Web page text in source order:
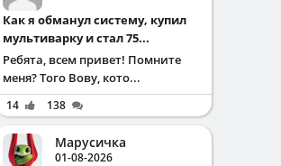
Как я обманул систему, купил
мультиварку и стал 75...
Ребята, всем привет! Помните
меня? Того Вову, кото...
14 138
Марусичка
01-08-2026